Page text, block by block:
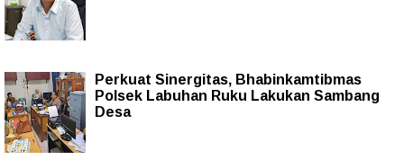
Perkuat Sinergitas, Bhabinkamtibmas
Polsek Labuhan Ruku Lakukan Sambang
Desa